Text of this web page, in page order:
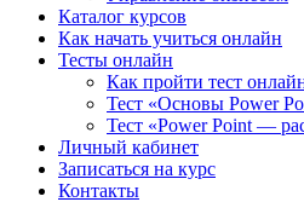
Каталог курсов
Как начать учиться онлайн
Тесты онлайн
Как пройти тест
Тест «Основы Power
Тест «Power Point —
Личный кабинет
Записаться на курс
Контакты